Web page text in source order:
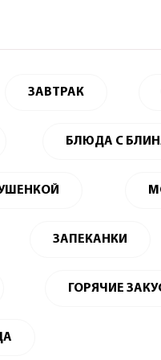
ЗАВТРАК
БЛЮДА С
ЗАПЕКАНКИ
ГОРЯЧИЕ